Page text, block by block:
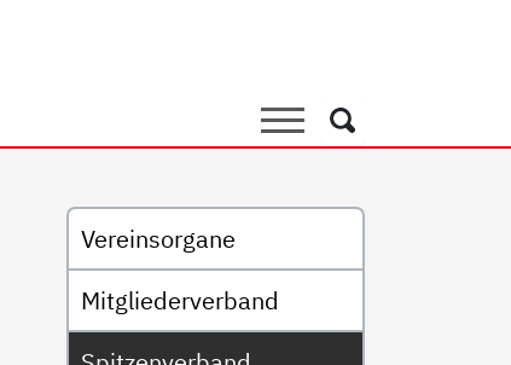
Suche
Suche
Untermenü
Vereinsorgane
Mitgliederverband